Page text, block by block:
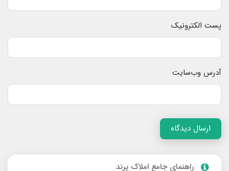
پست الکترونیک
آدرس وب‌سایت
ارسال دیدگاه
راهنمای جامع املاک پرند